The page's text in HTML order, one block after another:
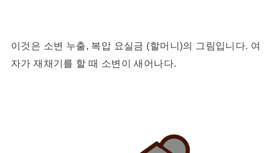
이것은 소변 누출, 복압 요실금 (할머니)의 그림입니다. 여
자가 재채기를 할 때 소변이 새어나다.